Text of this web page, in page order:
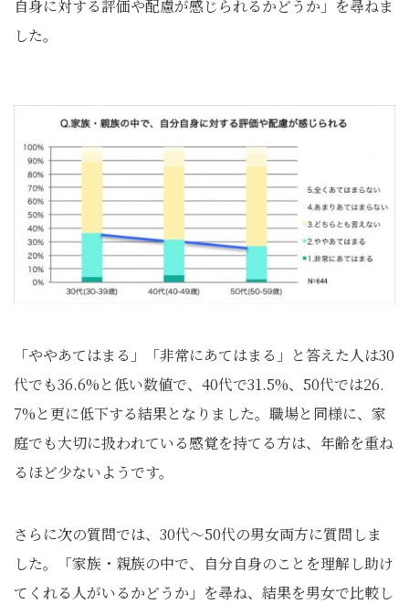
自身に対する評価や配慮が感じられるかどうか」を尋ねま
した。
「ややあてはまる」「非常にあてはまる」と答えた人は30
代でも36.6%と低い数値で、40代で31.5%、50代では26.
7%と更に低下する結果となりました。職場と同様に、家
庭でも大切に扱われている感覚を持てる方は、年齢を重ね
るほど少ないようです。
さらに次の質問では、30代〜50代の男女両方に質問しま
した。「家族・親族の中で、自分自身のことを理解し助け
てくれる人がいるかどうか」を尋ね、結果を男女で比較し